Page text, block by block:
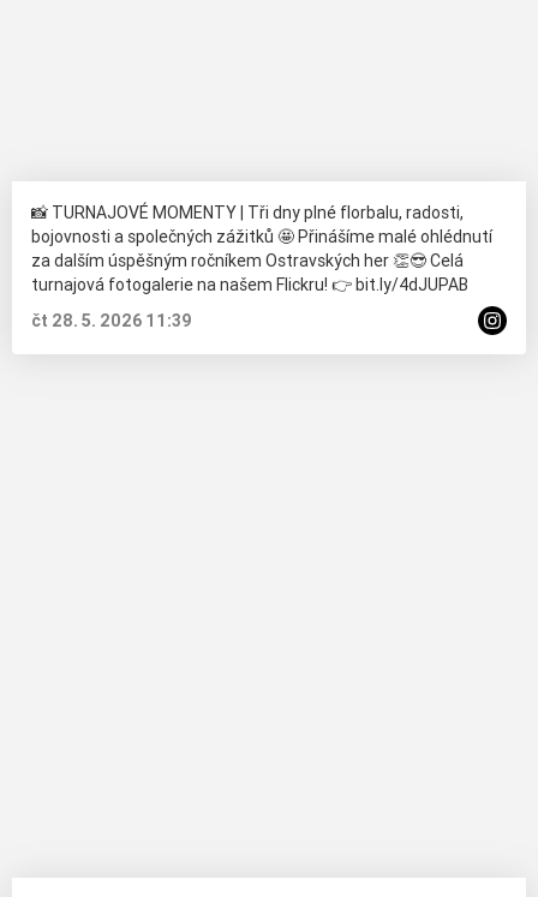
📸 TURNAJOVÉ MOMENTY | Tři dny plné florbalu, radosti,
bojovnosti a společných zážitků 🤩 Přinášíme malé ohlédnutí
za dalším úspěšným ročníkem Ostravských her 👏😎 Celá
turnajová fotogalerie na našem Flickru! 👉 bit.ly/4dJUPAB
čt 28. 5. 2026 11:39